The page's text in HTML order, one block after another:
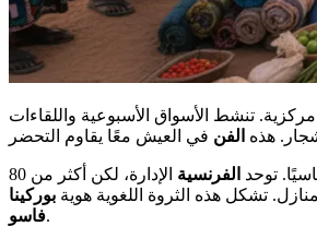
تنشط الأسواق الأسبوعية واللقاءات
هذه الفن
توحد الفرنسية
الإدارة، لكن أكثر من 80
تشكل هذه الثروة اللغوية هوية بوركينا
فاسو.